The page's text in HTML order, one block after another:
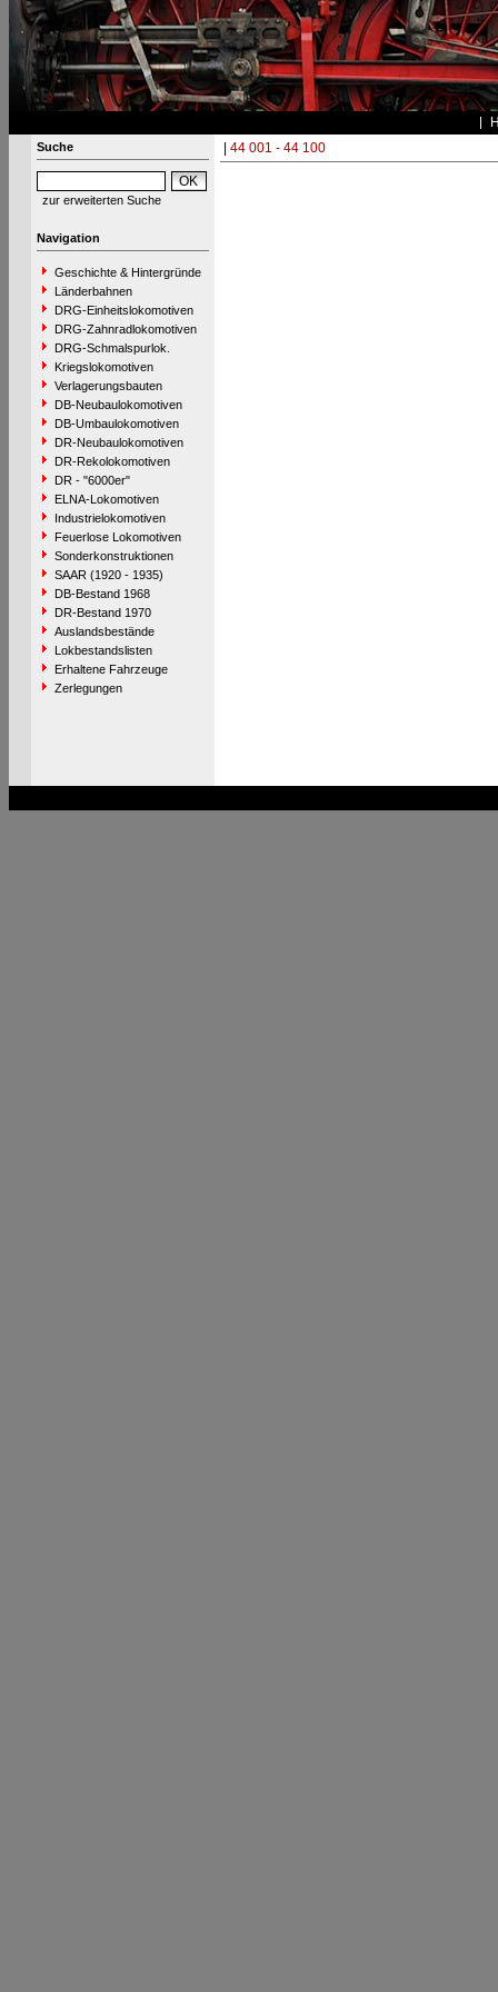
Suche
zur erweiterten Suche
Navigation
Geschichte & Hintergründe
Länderbahnen
DRG-Einheitslokomotiven
DRG-Zahnradlokomotiven
DRG-Schmalspurlok.
Kriegslokomotiven
Verlagerungsbauten
DB-Neubaulokomotiven
DB-Umbaulokomotiven
DR-Neubaulokomotiven
DR-Rekolokomotiven
DR - "6000er"
ELNA-Lokomotiven
Industrielokomotiven
Feuerlose Lokomotiven
Sonderkonstruktionen
SAAR (1920 - 1935)
DB-Bestand 1968
DR-Bestand 1970
Auslandsbestände
Lokbestandslisten
Erhaltene Fahrzeuge
Zerlegungen
44 001 - 44 100